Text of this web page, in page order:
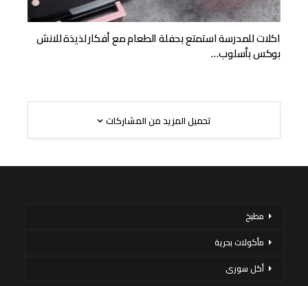
اكلات للمدرسة استمتع بحفلة الطعام مع أفكار لذيذة للانش
بوكس بأسلوب…
تحميل المزيد من المشاركات
مطبخ
مأكولات بحرية
أكل سورى